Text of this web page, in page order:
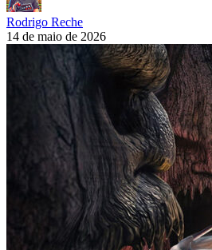
Rodrigo Reche
14 de maio de 2026